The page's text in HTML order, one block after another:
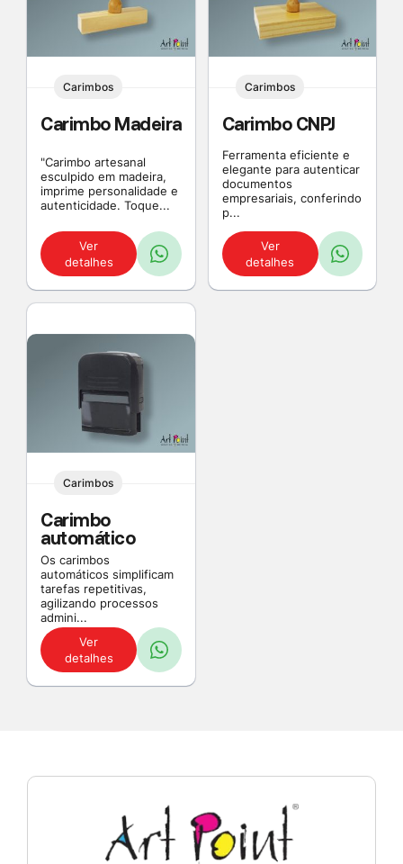
Carimbos
Carimbo Madeira
"Carimbo artesanal
esculpido em madeira,
imprime personalidade e
autenticidade. Toque...
Ver
detalhes
Carimbos
Carimbo CNPJ
Ferramenta eficiente e
elegante para autenticar
documentos
empresariais, conferindo
p...
Ver
detalhes
Carimbos
Carimbo
automático
Os carimbos
automáticos simplificam
tarefas repetitivas,
agilizando processos
admini...
Ver
detalhes